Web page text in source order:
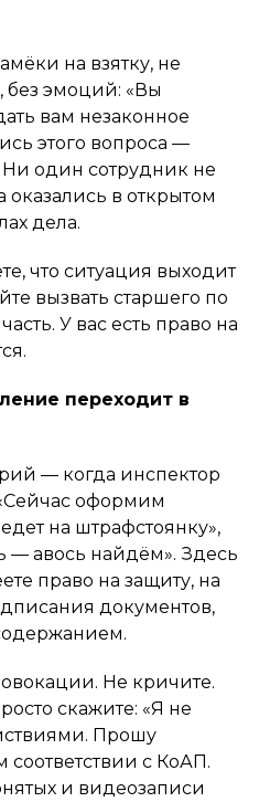
на взятку, не
без эмоций: «Вы
вам незаконное
этого вопроса —
один сотрудник не
оказались в открытом
дела.
что ситуация выходит
вызвать старшего по
У вас есть право на
переходит в
— когда инспектор
оформим
на штрафстоянку»,
— авось найдём». Здесь
право на защиту, на
документов,
Не кричите.
скажите: «Я не
Прошу
соответствии с КоАП.
и видеозаписи